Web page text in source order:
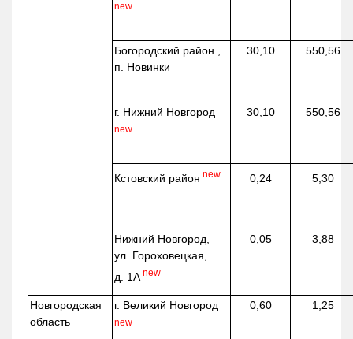
new
Богородский район.,
п. Новинки
30,10 550,56
г. Нижний Новгород
new
30,10 550,56
Кстовский район new 0,24 5,30
Нижний Новгород,
ул. Гороховецкая,
д. 1А new
0,05 3,88
Новгородская
область
г. Великий Новгород
new
0,60 1,25